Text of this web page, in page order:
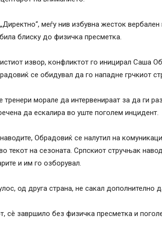
меѓу нив избувна жесток
блиску до физичка пресметка.
извор, конфликтот го иницирал Саша
се обидувал да го нападне грчкиот
тренери морале да интервенираат за да ги
да ескалира во уште поголем инцидент.
Обрадовиќ се налутил на
текот на сезоната. Српскиот стручњак
и им го озборувал.
од друга страна, не сакал дополнително
сè завршило без физичка пресметка и